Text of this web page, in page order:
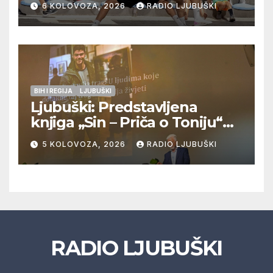
Veljaci i Cerno/Crnopod u
doigravanju, Grljevići završili
natjecanje
6 KOLOVOZA, 2026 RADIO LJUBUŠKI
BIH I REGIJA LJUBUŠKI
Ljubuški: Predstavljena
knjiga „Sin – Priča o Toniju“
dr. sc. Zdenka Hercega
5 KOLOVOZA, 2026 RADIO LJUBUŠKI
RADIO LJUBUŠKI